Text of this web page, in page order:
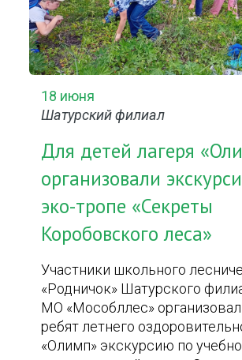
18 июня
Шатурский филиал
Для детей лагеря
организовали
эко-тропе «Секреты
Коробовского леса»
Участники школьного
«Родничок» Шатурского
МО «Мособллес»
ребят летнего
«Олимп» экскурсию по